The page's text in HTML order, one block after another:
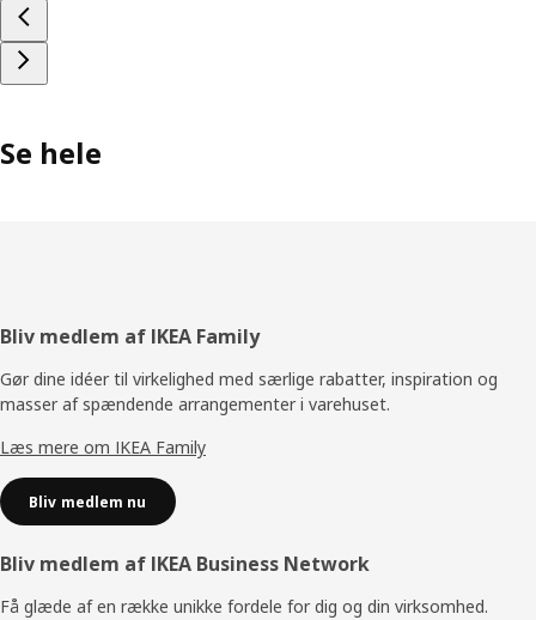
Se hele
Footer
Bliv medlem af IKEA Family
Gør dine idéer til virkelighed med særlige rabatter, inspiration og
masser af spændende arrangementer i varehuset.
Læs mere om IKEA Family
Bliv medlem nu
Bliv medlem af IKEA Business Network
Få glæde af en række unikke fordele for dig og din virksomhed.